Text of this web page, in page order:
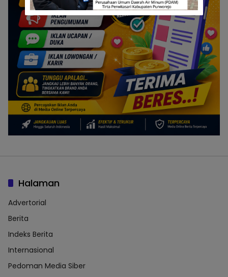
Halaman
Advertorial
Berita
Indeks Berita
Internasional
Pedoman Media Siber